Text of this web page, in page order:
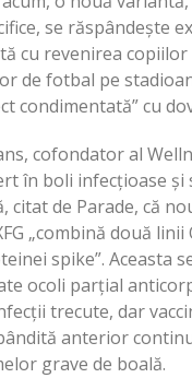
se răspândește
cu revenirea copiilor
de fotbal pe
condimentată” cu
cofondator al
în boli infecțioase și
citat de Parade, că
„combină două
spike”. Aceasta
ocoli parțial
trecute, dar
anterior
grave de boală.